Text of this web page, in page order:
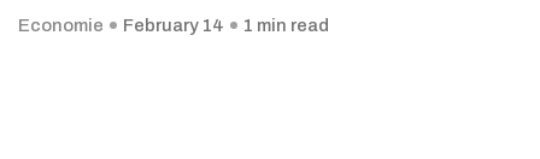
Economie
February 14 1 min read